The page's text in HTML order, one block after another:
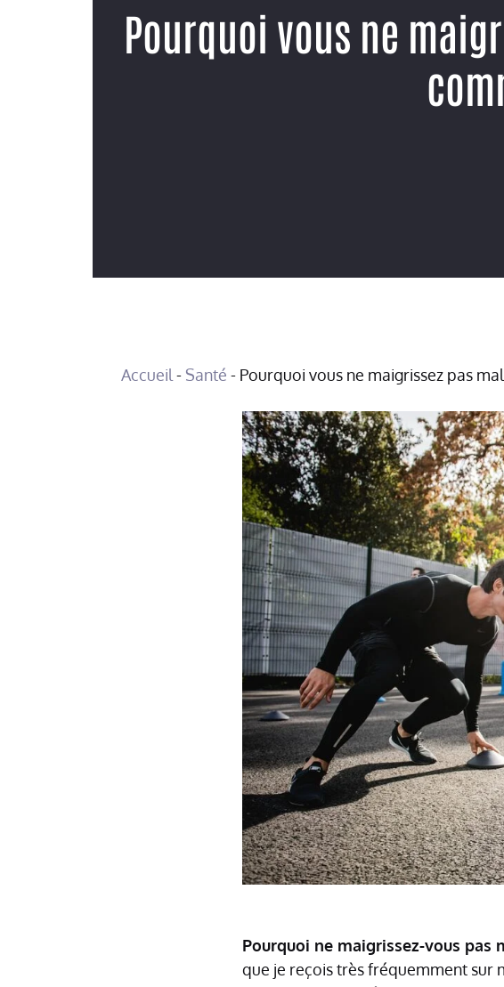
Pourquoi vous ne
Accueil - Santé - Pourquoi vous ne maigrissez pas
Pourquoi ne maigrissez-vous pas
que je reçois très fréquemment sur